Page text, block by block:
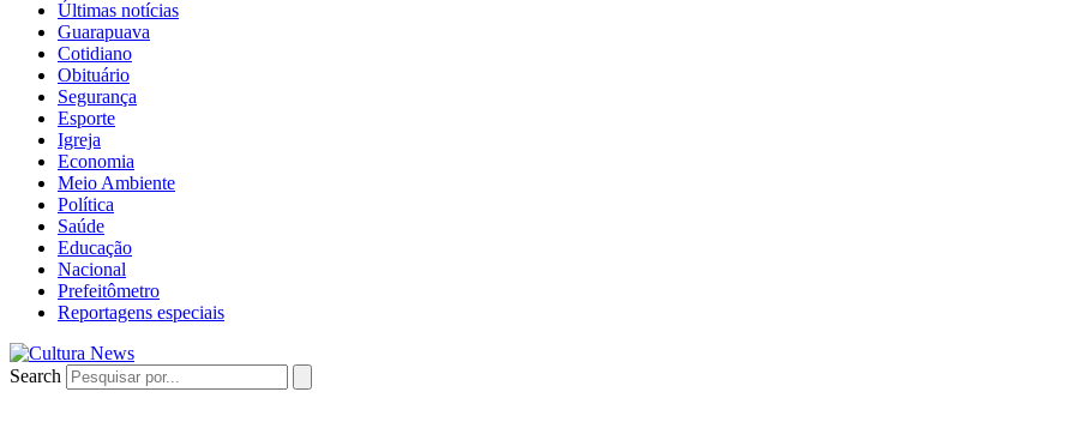
Últimas notícias
Guarapuava
Cotidiano
Obituário
Segurança
Esporte
Igreja
Economia
Meio Ambiente
Política
Saúde
Educação
Nacional
Prefeitômetro
Reportagens especiais
Search